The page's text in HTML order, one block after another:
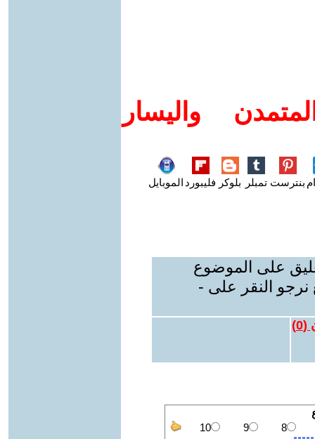
واليسار
بنترست تمبلر بلوكر فليبورد الموبايل
على الموضوع
نرجو النقر على -
(
0
)